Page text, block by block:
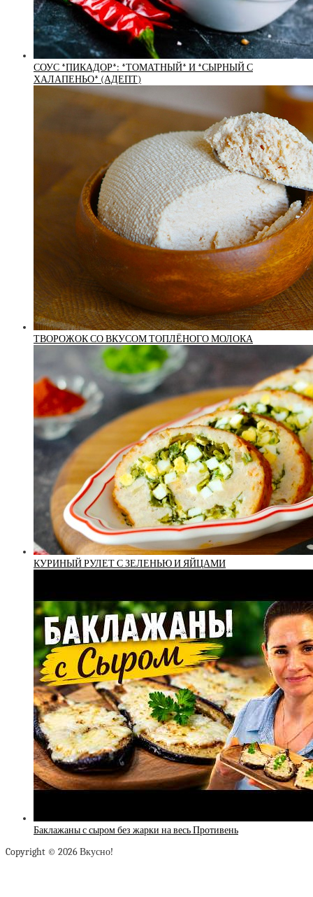
СОУС *ПИКАДОР*: *ТОМАТНЫЙ* И *СЫРНЫЙ С
ХАЛАПЕНЬО* (АДЕПТ)
ТВОРОЖОК СО ВКУСОМ ТОПЛЁНОГО МОЛОКА
КУРИНЫЙ РУЛЕТ С ЗЕЛЕНЬЮ И ЯЙЦАМИ
Баклажаны с сыром без жарки на весь Противень
Copyright © 2026 Вкусно!